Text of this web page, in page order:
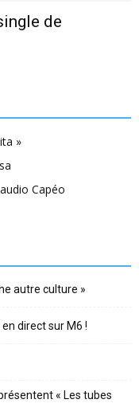
de
»
Capéo
autre culture »
direct sur M6 !
« Les tubes